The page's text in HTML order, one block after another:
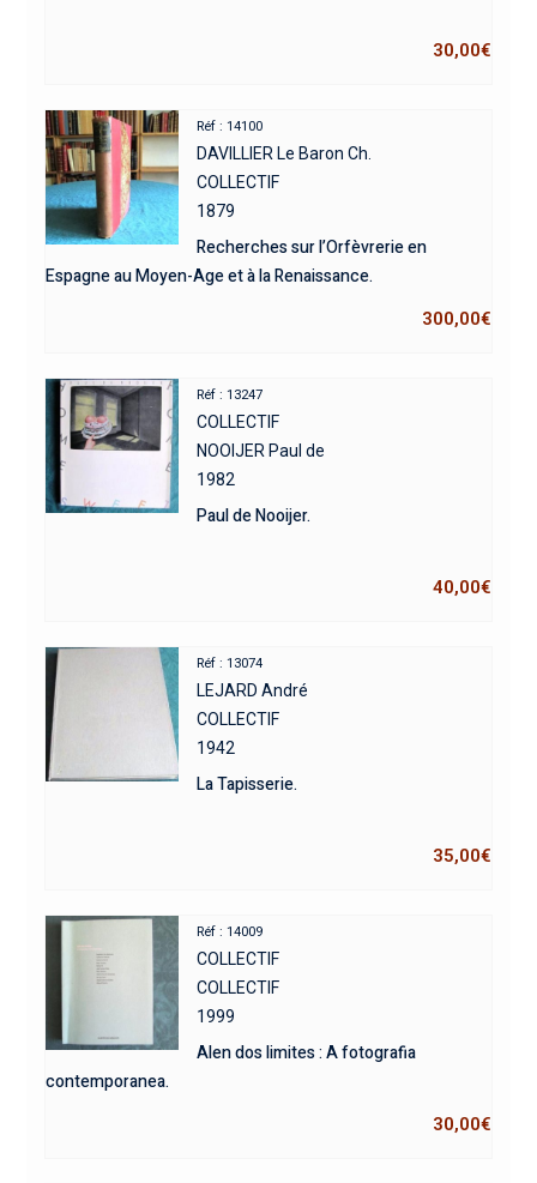
30,00€
Réf : 14100
DAVILLIER Le Baron Ch.
COLLECTIF
1879
Recherches sur l’Orfèvrerie en
Espagne au Moyen-Age et à la Renaissance.
300,00€
Réf : 13247
COLLECTIF
NOOIJER Paul de
1982
Paul de Nooijer.
40,00€
Réf : 13074
LEJARD André
COLLECTIF
1942
La Tapisserie.
35,00€
Réf : 14009
COLLECTIF
COLLECTIF
1999
Alen dos limites : A fotografia
contemporanea.
30,00€